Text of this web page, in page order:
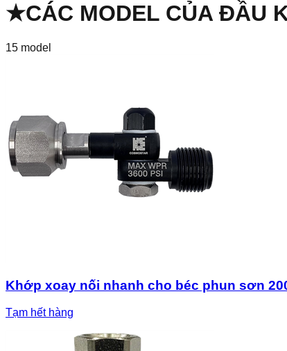
★CÁC MODEL CỦA ĐẦU
15 model
Khớp xoay nối nhanh cho béc phun sơn
Tạm hết hàng